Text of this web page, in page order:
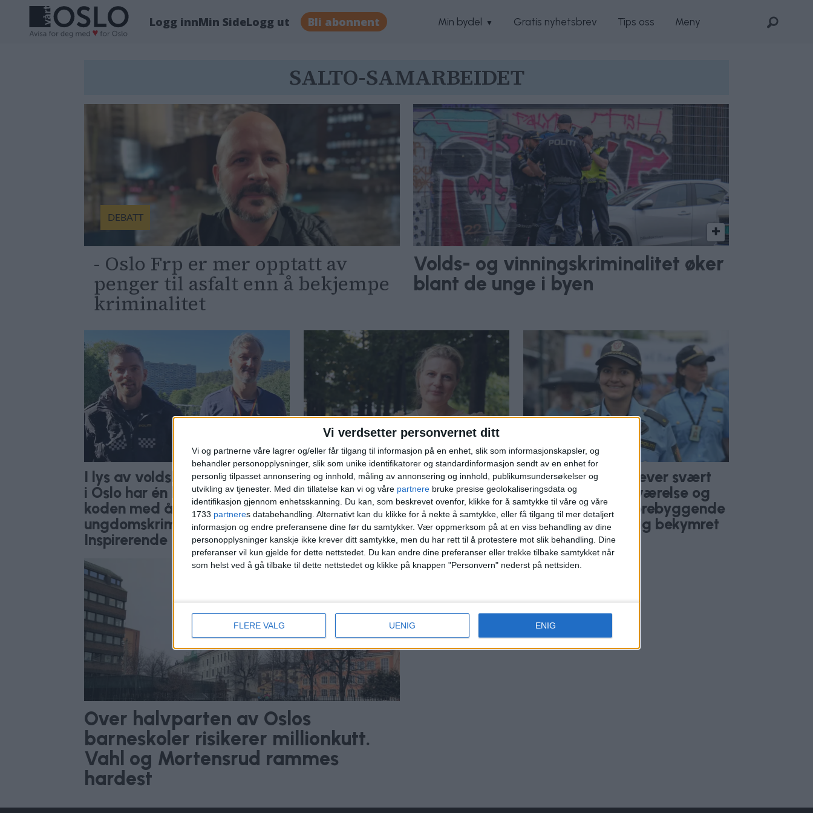
Vi verdsetter personvernet ditt
Vi og partnerne våre lagrer og/eller får tilgang til informasjon på en enhet, slik som informasjonskapsler, og
behandler personopplysninger, slik som unike identifikatorer og standardinformasjon sendt av en enhet for
personlig tilpasset annonsering og innhold, måling av annonsering og innhold, publikumsundersøkelser og
utvikling av tjenester. Med din tillatelse kan vi og våre partnere bruke presise geolokaliseringsdata og
identifikasjon gjennom enhetsskanning. Du kan, som beskrevet ovenfor, klikke for å samtykke til våre og våre
1733 partneres databehandling. Alternativt kan du klikke for å nekte å samtykke, eller få tilgang til mer detaljert
informasjon og endre preferansene dine før du samtykker. Vær oppmerksom på at en viss behandling av dine
personopplysninger kanskje ikke krever ditt samtykke, men du har rett til å protestere mot slik behandling. Dine
preferanser vil kun gjelde for dette nettstedet. Du kan endre dine preferanser eller trekke tilbake samtykket når
som helst ved å gå tilbake til dette nettstedet og klikke på knappen "Personvern" nederst på nettsiden.
FLERE VALG UENIG ENIG
Logg innMin SideLogg ut Bli abonnent Min bydel Gratis nyhetsbrev Tips oss Meny
samarbeidet
SALTO-SAMARBEIDET
DEBATT
- Oslo Frp er mer opptatt av
penger til asfalt enn å bekjempe
kriminalitet
Volds- og vinningskriminalitet øker
blant de unge i byen
I lys av voldsbølgen i Sverige,
i Oslo har én bydel knekt
koden med å få
ungdomskriminaliteten ned: –
Inspirerende
Oslo kommune vil kutte 1
million i støtte til
kriminalitetsforebyggende
arbeid for unge
— Bydelene opplever svært
redusert tilstedeværelse og
fleksibilitet hos forebyggende
politi. Vi er alvorlig bekymret
Over halvparten av Oslos
barneskoler risikerer millionkutt.
Vahl og Mortensrud rammes
hardest